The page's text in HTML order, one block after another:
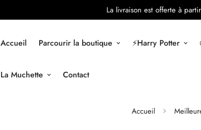
La livraison est offerte à
Accueil Parcourir la boutique ⚡️Harry Potter
La Muchette Contact
Accueil